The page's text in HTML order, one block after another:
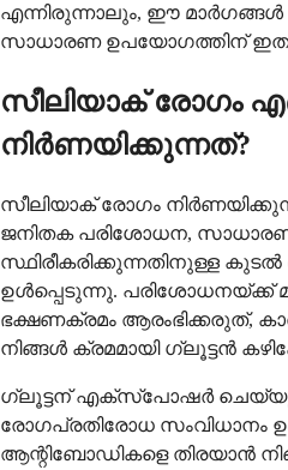
എന്നിരുന്നാലും, ഈ മാർഗങ്ങൾ
സാധാരണ ഉപയോഗത്തിന്
സീലിയാക് രോഗം
നിർണയിക്കുന്നത്?
സീലിയാക് രോഗം
ജനിതക പരിശോധന,
സ്ഥിരീകരിക്കുന്നതിനുള്ള കുടൽ
ഉൾപ്പെടുന്നു. പരിശോധനയ്ക്ക്
ഭക്ഷണക്രമം ആരംഭിക്കരുത്,
നിങ്ങൾ ക്രമമായി ഗ്ലൂട്ടൻ
ഗ്ലൂട്ടന് എക്സ്പോഷർ
രോഗപ്രതിരോധ സംവിധാനം
ആന്റിബോഡികളെ തിരയാൻ